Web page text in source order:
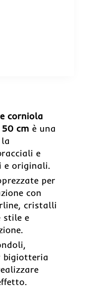
corniola
cm è una
e
e originali.
per
con
cristalli
stile e
bigiotteria